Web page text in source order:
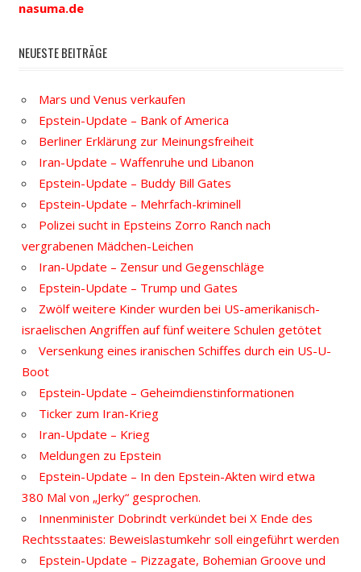
nasuma.de
NEUESTE BEITRÄGE
Mars und Venus verkaufen
Epstein-Update – Bank of America
Berliner Erklärung zur Meinungsfreiheit
Iran-Update – Waffenruhe und Libanon
Epstein-Update – Buddy Bill Gates
Epstein-Update – Mehrfach-kriminell
Polizei sucht in Epsteins Zorro Ranch nach
vergrabenen Mädchen-Leichen
Iran-Update – Zensur und Gegenschläge
Epstein-Update – Trump und Gates
Zwölf weitere Kinder wurden bei US-amerikanisch-
israelischen Angriffen auf fünf weitere Schulen getötet
Versenkung eines iranischen Schiffes durch ein US-U-
Boot
Epstein-Update – Geheimdienstinformationen
Ticker zum Iran-Krieg
Iran-Update – Krieg
Meldungen zu Epstein
Epstein-Update – In den Epstein-Akten wird etwa
380 Mal von „Jerky“ gesprochen.
Innenminister Dobrindt verkündet bei X Ende des
Rechtsstaates: Beweislastumkehr soll eingeführt werden
Epstein-Update – Pizzagate, Bohemian Groove und